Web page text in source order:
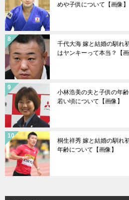
めや子供について【画像】
千代大海 嫁と結婚の馴れ
はヤンキーって本当？【画
小林浩美の夫と子供の年
若い頃について【画像】
桐生祥秀 嫁と結婚の馴れ
年齢について【画像】